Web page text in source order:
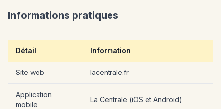
Informations pratiques
Détail Information
Site web lacentrale.fr
Application
mobile
La Centrale (iOS et Android)